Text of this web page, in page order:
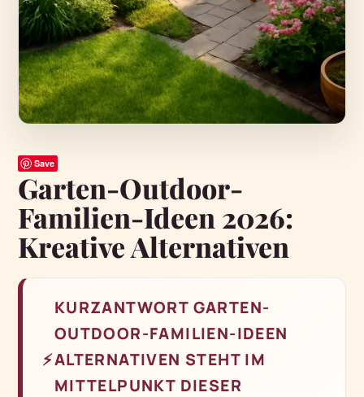
Save
Garten-Outdoor-
Familien-Ideen 2026:
Kreative Alternativen
⚡
KURZANTWORT GARTEN-
OUTDOOR-FAMILIEN-IDEEN
ALTERNATIVEN STEHT IM
MITTELPUNKT DIESER